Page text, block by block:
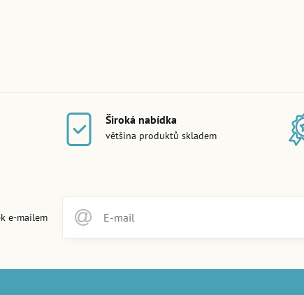
Široká nabídka
většina produktů skladem
e-mailem